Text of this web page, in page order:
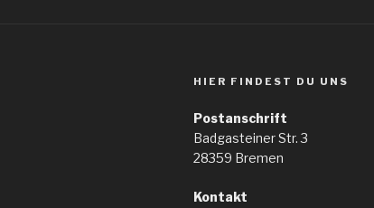
HIER FINDEST DU UNS
Postanschrift
Badgasteiner Str. 3
28359 Bremen
Kontakt